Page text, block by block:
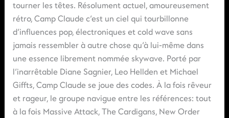
tourner les têtes. Résolument actuel, amoureusement
rétro, Camp Claude c’est un ciel qui tourbillonne
d’influences pop, électroniques et cold wave sans
jamais ressembler à autre chose qu’à lui-même dans
une essence librement nommée skywave. Porté par
l’inarrêtable Diane Sagnier, Leo Hellden et Michael
Giffts, Camp Claude se joue des codes. À la fois rêveur
et rageur, le groupe navigue entre les références: tout
à la fois Massive Attack, The Cardigans, New Order